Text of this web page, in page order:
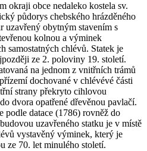
okraji obce nedaleko kostela sv.
půdorys chebského hrázděného
uzavřený obytným stavením s
kolnou a výminek
samostatných chlévů. Statek je
ze 2. poloviny 19. století.
na jednom z vnitřních trámů
dochované v chlévévé části
strany překryto cihlovou
dvora opatřené dřevěnou pavlačí.
podle datace (1786) rovněž do
uzavřeného statku je v místě
vystavěný výminek, který je
ze 70. let minulého století.